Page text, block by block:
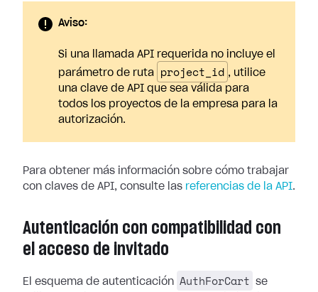
Aviso:
Si una llamada API requerida no incluye el
parámetro de ruta
project_id , utilice
una clave de API que sea válida para
todos los proyectos de la empresa para la
autorización.
Para obtener más información sobre cómo trabajar
con claves de API, consulte las referencias de la API.
Autenticación con compatibilidad con
el acceso de invitado
El esquema de autenticación AuthForCart
se